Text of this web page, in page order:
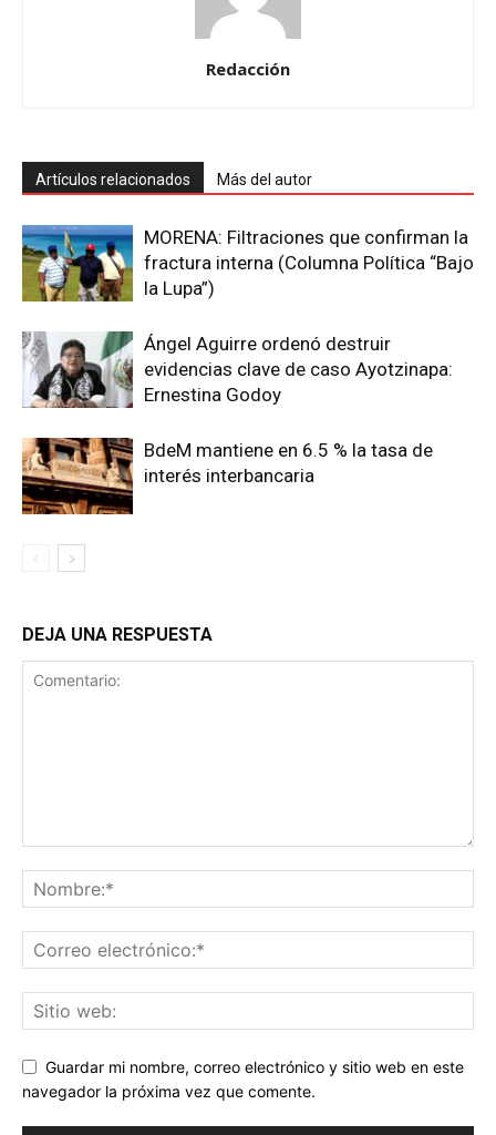
Redacción
Artículos relacionados Más del autor
MORENA: Filtraciones que confirman la
fractura interna (Columna Política “Bajo
la Lupa”)
Ángel Aguirre ordenó destruir
evidencias clave de caso Ayotzinapa:
Ernestina Godoy
BdeM mantiene en 6.5 % la tasa de
interés interbancaria
DEJA UNA RESPUESTA
Guardar mi nombre, correo electrónico y sitio web en este
navegador la próxima vez que comente.